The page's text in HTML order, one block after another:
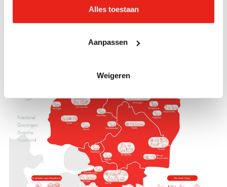
Alles toestaan
Aanpassen
Weigeren
■ Bel dan met: 088 - 065 2240 Bereikbaar tijdens
kantooruren.
info.noordoost@legerdesheils.nl